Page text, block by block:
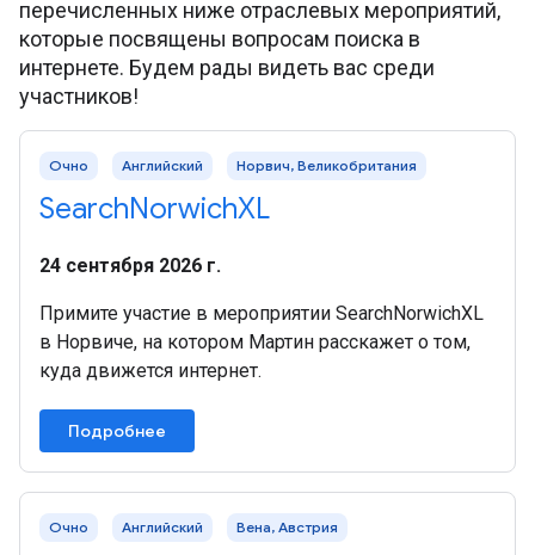
перечисленных ниже отраслевых мероприятий,
которые посвящены вопросам поиска в
интернете. Будем рады видеть вас среди
участников!
Очно Английский Норвич, Великобритания
SearchNorwichXL
24 сентября 2026 г.
Примите участие в мероприятии SearchNorwichXL
в Норвиче, на котором Мартин расскажет о том,
куда движется интернет.
Подробнее
Очно Английский Вена, Австрия